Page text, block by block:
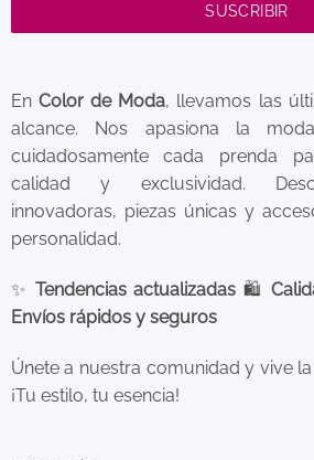
En Color de Moda, llevamos las
alcance. Nos apasiona la
cuidadosamente cada prenda
calidad y exclusividad.
innovadoras, piezas únicas y
personalidad.
✨ Tendencias actualizadas 🛍️
Envíos rápidos y seguros
Únete a nuestra comunidad y vive
¡Tu estilo, tu esencia!
SUSCRIBIR